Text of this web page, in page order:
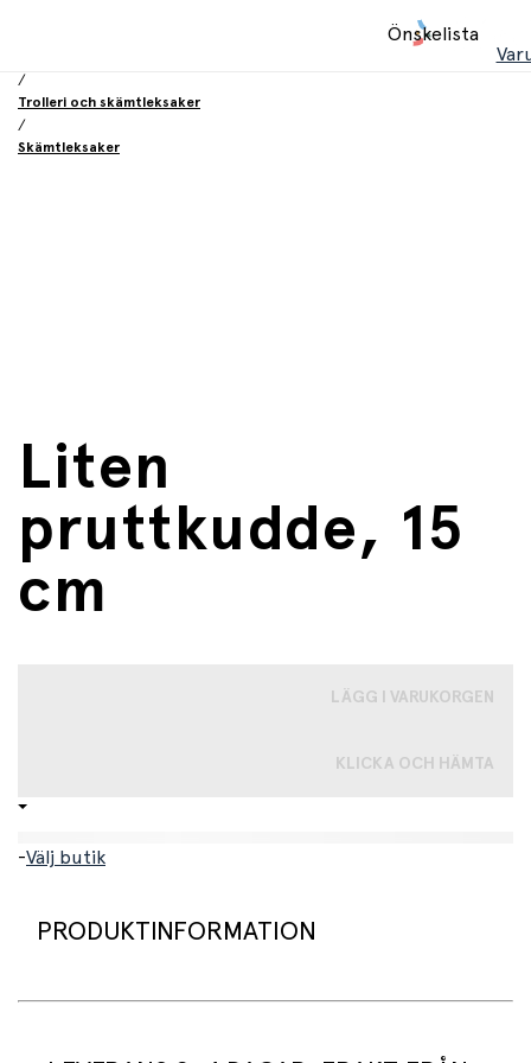
Önskelista
/
Trolleri och skämtleksaker
/
Skämtleksaker
Liten
pruttkudde, 15
cm
LÄGG I VARUKORGEN
KLICKA OCH HÄMTA
-Välj butik
PRODUKTINFORMATION
Pruttkudden är en klassiker! Se denna kudde blåsa upp